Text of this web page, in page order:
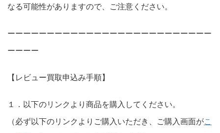
なる可能性がありますので、ご注意ください。
ーーーーーーーーーーーーーーーーーーーーーーーーーー
ーーーー
【レビュー買取申込み手順】
１．以下のリンクより商品を購入してください。
（必ず以下のリンクよりご購入いただき、ご購入画面がこ